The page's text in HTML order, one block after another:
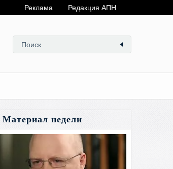
Реклама Редакция АПН
Материал недели